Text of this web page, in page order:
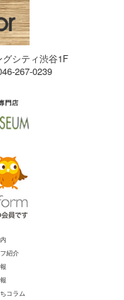
シティ渋谷1F
267-0239
紹介
コラム